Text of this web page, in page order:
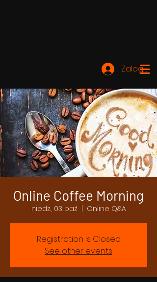
Zaloguj się
Online Coffee Morning
niedz., 03 paź Online Q&A
Registration is Closed
See other events